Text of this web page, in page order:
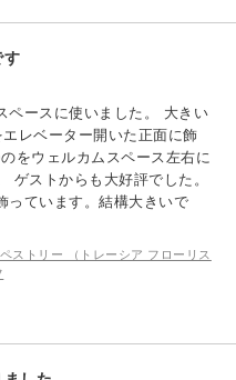
す
ペースに使いました。 大きい
レベーター開いた正面に飾
をウェルカムスペース左右に
ゲストからも大好評でした。
っています。結構大きいで
ストリー （トレーシア フローリス